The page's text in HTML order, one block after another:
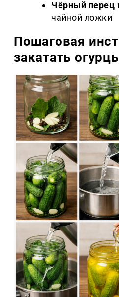
Чёрный перец
чайной ложки
Пошаговая
закатать